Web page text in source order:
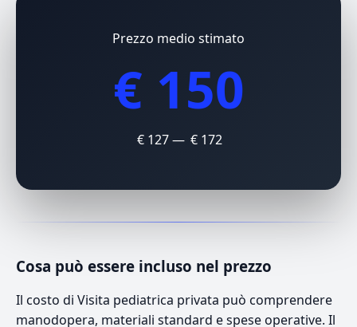
Prezzo medio stimato
€ 150
€ 127 — € 172
Cosa può essere incluso nel prezzo
Il costo di Visita pediatrica privata può comprendere
manodopera, materiali standard e spese operative. Il